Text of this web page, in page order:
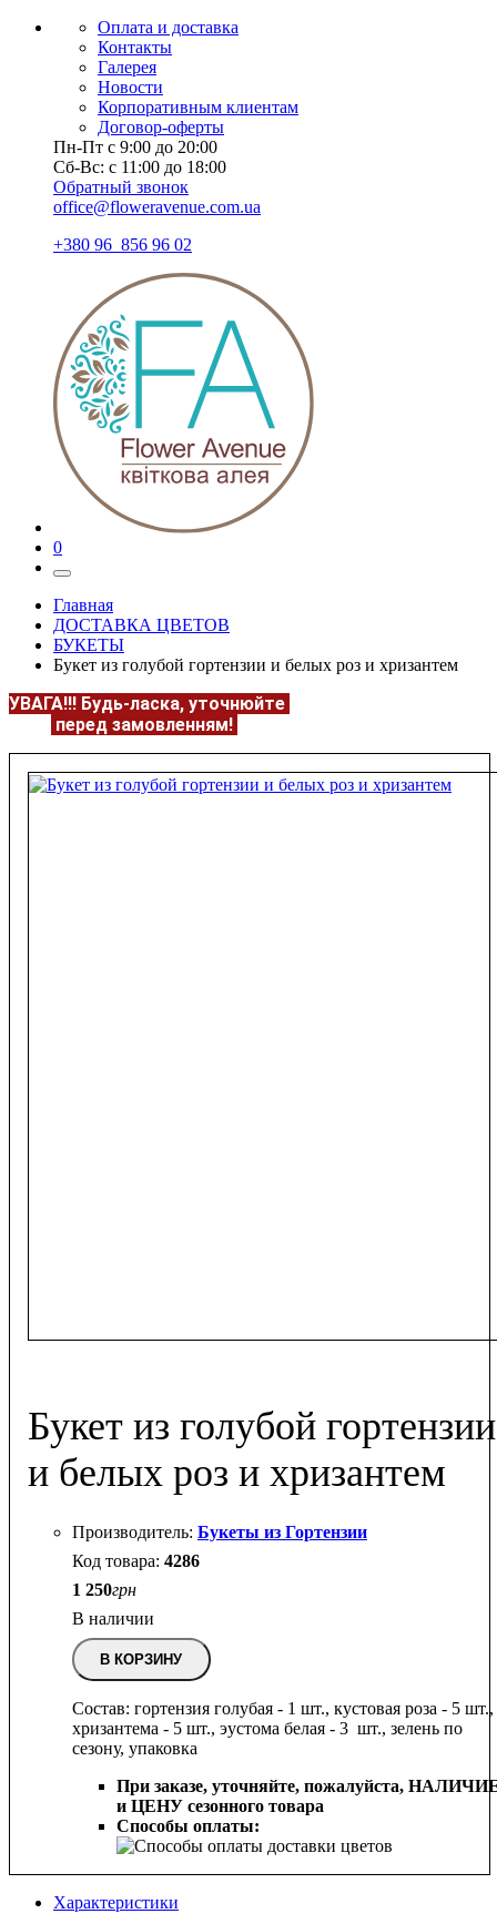
Оплата и доставка
Контакты
Галерея
Новости
Корпоративным клиентам
Договор-оферты
Пн-Пт с 9:00 до 20:00
Сб-Вс: с 11:00 до 18:00
Обратный звонок
office@floweravenue.com.ua
+380 96 856 96 02
0
Главная
ДОСТАВКА ЦВЕТОВ
БУКЕТЫ
Букет из голубой гортензии и белых роз и хризантем
УВАГА!!! Будь-ласка, уточнюйте
перед замовленням!
Букет из голубой гортензии
и белых роз и хризантем
Букеты из Гортензии
4286
1 250грн
В наличии
В КОРЗИНУ
Состав: гортензия голубая - 1 шт., кустовая роза - 5 шт.,
хризантема - 5 шт., эустома белая - 3 шт., зелень по
сезону, упаковка
При заказе, уточняйте, пожалуйста,
и ЦЕНУ сезонного товара
Способы оплаты:
Характеристики